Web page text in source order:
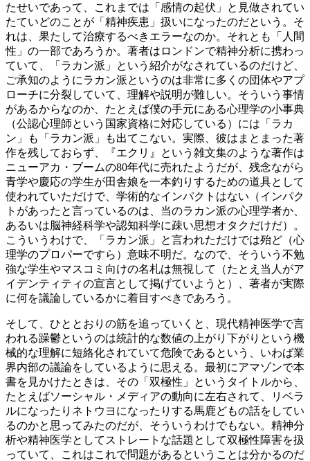
たせいであって、これまでは「感情の起伏」と見做されてい
たていどのことが「精神疾患」扱いになったのだという。そ
れは、果たして治療するべきエラーなのか。それとも「人間
性」の一部であろうか。著者はロンドンで精神分析に携わっ
ていて、「ラカン派」という紹介がなされているのだけど、
ご承知のようにラカン派というのは非常に多くの団体やアプ
ローチに分裂していて、理解や説明が難しい。そういう事情
があるからなのか、たとえば僕の手元にある心理学の小事典
（公認心理師という国家資格に対応している）には「ラカ
ン」も「ラカン派」も出てこない。実際、彼はまとまった著
作を残しておらず、『エクリ』という雑文集のような著作は
ニューアカ・ブームの80年代に売れたようだが、残念ながら
青学や慶応の学生が田舎娘を一本釣りするための道具として
使われていただけで、学術的なインパクトはない（インパク
トがあったと言っているのは、当のラカン派の心理学者か、
あるいは脳神経科学や認知科学に疎い思想オタクだけだ）。
こういうわけで、「ラカン派」と言われただけでは殆ど（心
理学のプロパーですら）意味不明だ。なので、そういう不勉
強な学生やマスコミ向けの名札は無視して（たとえ当人がア
イデンティティの宣言として掲げていようと）、著者が実際
に何を議論しているかに着目すべきであろう。
そして、ひととおりの筋を追っていくと、現代精神医学で言
われる躁鬱というのは統計的な数値の上がり下がりという機
械的な理解に短絡化されていて危険であるという、いわば業
界内部の議論をしているように思える。最初にアマゾンで本
書を見かけたときは、その「双極性」というタイトルから、
たとえばソーシャル・メディアの動向に左右されて、リベラ
ルになったりネトウヨになったりする馬鹿どもの話をしてい
るのかと思ってみたのだが、そういうわけでもない。精神分
析や精神医学としてストレートな話題として双極性障害を扱
っていて、これはこれで問題があるということは分かるのだ